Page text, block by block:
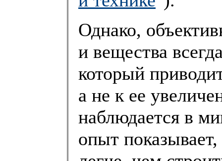
Однако,
и вещества
который
а не к ее
наблюдается в
опыт